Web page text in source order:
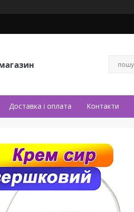
Доставка і оплата Контакти